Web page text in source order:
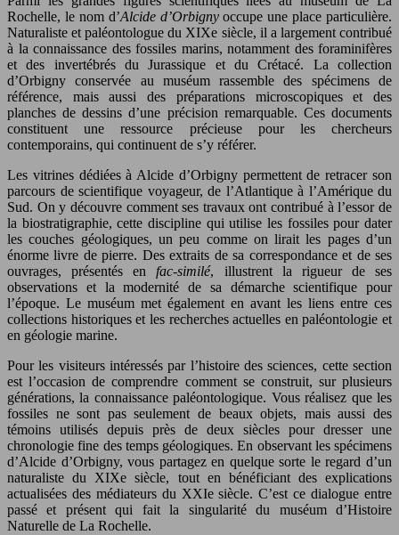
Rochelle, le nom d’Alcide d’Orbignyoccupe une place particulière.
Naturaliste et paléontologue du XIXe siècle, il a largement contribué
à la connaissance des fossiles marins, notamment des foraminifères
et des invertébrés du Jurassique et du Crétacé. La collection
d’Orbigny conservée au muséum rassemble des spécimens de
référence, mais aussi des préparations microscopiques et des
planches de dessins d’une précision remarquable. Ces documents
constituent une ressource précieuse pour les chercheurs
contemporains, qui continuent de s’y référer.
Les vitrines dédiées à Alcide d’Orbigny permettent de retracer son
parcours de scientifique voyageur, de l’Atlantique à l’Amérique du
Sud. On y découvre comment ses travaux ont contribué à l’essor de
la biostratigraphie, cette discipline qui utilise les fossiles pour dater
les couches géologiques, un peu comme on lirait les pages d’un
énorme livre de pierre. Des extraits de sa correspondance et de ses
ouvrages, présentés enfac-similé, illustrent la rigueur de ses
observations et la modernité de sa démarche scientifique pour
l’époque. Le muséum met également en avant les liens entre ces
collections historiques et les recherches actuelles en paléontologie et
en géologie marine.
Pour les visiteurs intéressés par l’histoire des sciences, cette section
est l’occasion de comprendre comment se construit, sur plusieurs
générations, la connaissance paléontologique. Vous réalisez que les
fossiles ne sont pas seulement de beaux objets, mais aussi des
témoins utilisés depuis près de deux siècles pour dresser une
chronologie fine des temps géologiques. En observant les spécimens
d’Alcide d’Orbigny, vous partagez en quelque sorte le regard d’un
naturaliste du XIXe siècle, tout en bénéficiant des explications
actualisées des médiateurs du XXIe siècle. C’est ce dialogue entre
passé et présent qui fait la singularité du muséum d’Histoire
Naturelle de La Rochelle.